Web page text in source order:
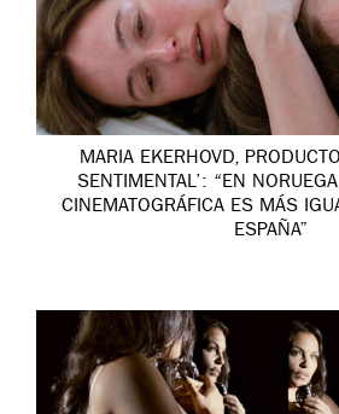
MARIA EKERHOVD,
SENTIMENTAL’: “EN
CINEMATOGRÁFICA ES MÁS
ESPAÑA”